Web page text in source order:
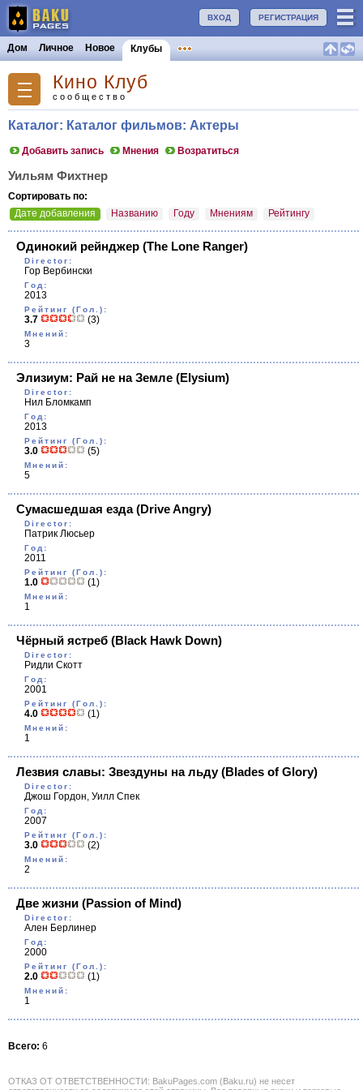
РЕГИСТРАЦИЯ
ВХОД
Дом Личное Новое Клубы
Кино Клуб
сообщество
Каталог: Каталог фильмов: Актеры
Добавить запись Мнения Возратиться
Уильям Фихтнер
Сортировать по:
Дате добавления
Названию Году Мнениям Рейтингу
Одинокий рейнджер (The Lone Ranger)
Director:
Гор Вербински
Год:
2013
Рейтинг (Гол.):
3.7 (3)
Мнений:
3
Элизиум: Рай не на Земле (Elysium)
Director:
Нил Бломкамп
Год:
2013
Рейтинг (Гол.):
3.0 (5)
Мнений:
5
Сумасшедшая езда(Drive Angry)
Director:
Патрик Люсьер
Год:
2011
Рейтинг (Гол.):
1.0 (1)
Мнений:
1
Чёрный ястреб (Black Hawk Down)
Director:
Ридли Скотт
Год:
2001
Рейтинг (Гол.):
4.0 (1)
Мнений:
1
Лезвия славы: Звездуны на льду(Blades of Glory)
Director:
Джош Гордон, Уилл Спек
Год:
2007
Рейтинг (Гол.):
3.0 (2)
Мнений:
2
Две жизни (Passion of Mind)
Director:
Ален Берлинер
Год:
2000
Рейтинг (Гол.):
2.0 (1)
Мнений:
1
Всего: 6
ОТКАЗ ОТ ОТВЕТСТВЕННОСТИ: BakuPages.com (Baku.ru) не несет